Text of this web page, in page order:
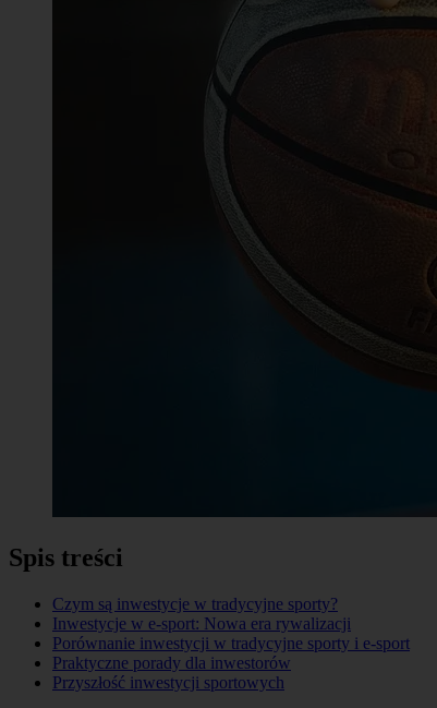
Spis treści
Czym są inwestycje w tradycyjne sporty?
Inwestycje w e-sport: Nowa era rywalizacji
Porównanie inwestycji w tradycyjne sporty i e-sport
Praktyczne porady dla inwestorów
Przyszłość inwestycji sportowych